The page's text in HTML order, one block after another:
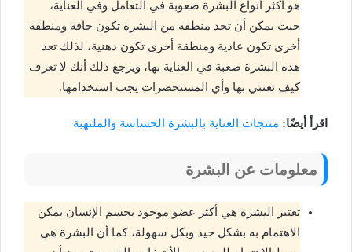
هو أكثر أنواع البشرة صعوبة في التعامل وفي العناية،
حيث يمكن أن تجد منطقة من البشرة تكون جافة ومنطقة
أخرى تكون عادية ومنطقة أخرى تكون دهنية، لذلك تعد
هذه البشرة صعبة في العناية بها، ويرجع ذلك أنك لا تعرف
كيف تعتني بها وأي المستحضرات يجب استخدامها.
اقرأ أيضًا: منتجات العناية بالبشرة الحساسة والملتهبة
معلومات عن البشرة
تعتبر البشرة هي أكثر عضو موجود بجسم الإنسان يمكن
الاهتمام به بشكل جيد وبكل سهولة، كما أن البشرة هي